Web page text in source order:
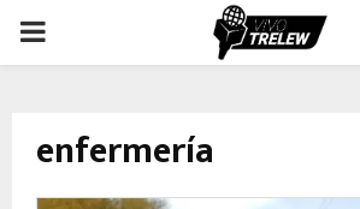
PRIMARY
enfermería